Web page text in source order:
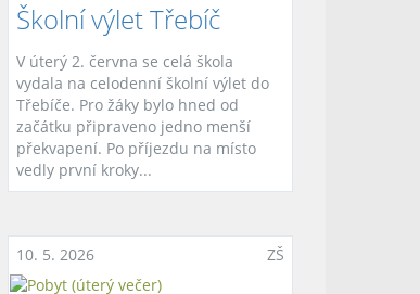
Školní výlet Třebíč
V úterý 2. června se celá škola
vydala na celodenní školní výlet do
Třebíče. Pro žáky bylo hned od
začátku připraveno jedno menší
překvapení. Po příjezdu na místo
vedly první kroky...
10. 5. 2026 ZŠ